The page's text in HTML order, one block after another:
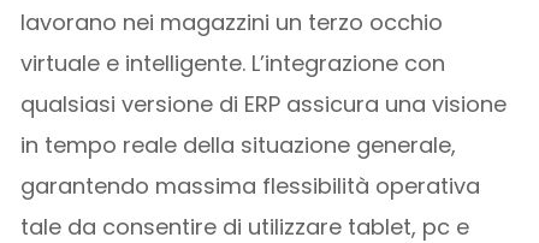
lavorano nei magazzini un terzo occhio
virtuale e intelligente. L’integrazione con
qualsiasi versione di ERP assicura una visione
in tempo reale della situazione generale,
garantendo massima flessibilità operativa
tale da consentire di utilizzare tablet, pc e